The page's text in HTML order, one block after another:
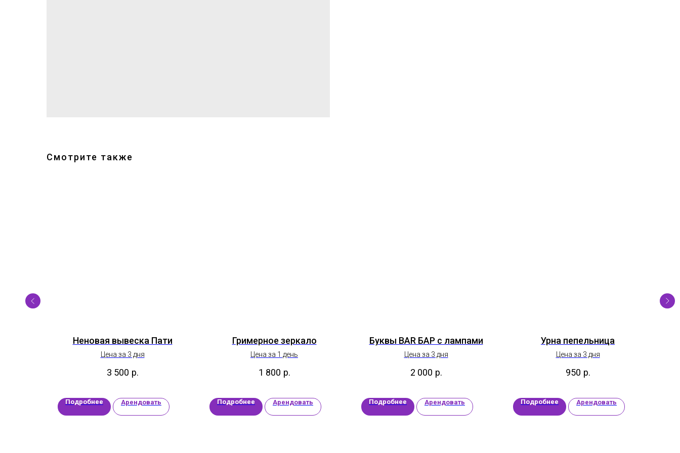
Смотрите также
Неновая вывеска Пати
Цена за 3 дня
3 500 р.
Подробнее Арендовать
Гримерное зеркало
Цена за 1 день
1 800 р.
Подробнее Арендовать
Буквы BAR БАР с лампами
Цена за 3 дня
2 000 р.
Подробнее Арендовать
Урна пепельница
Цена за 3 дня
950 р.
Подробнее Арендовать